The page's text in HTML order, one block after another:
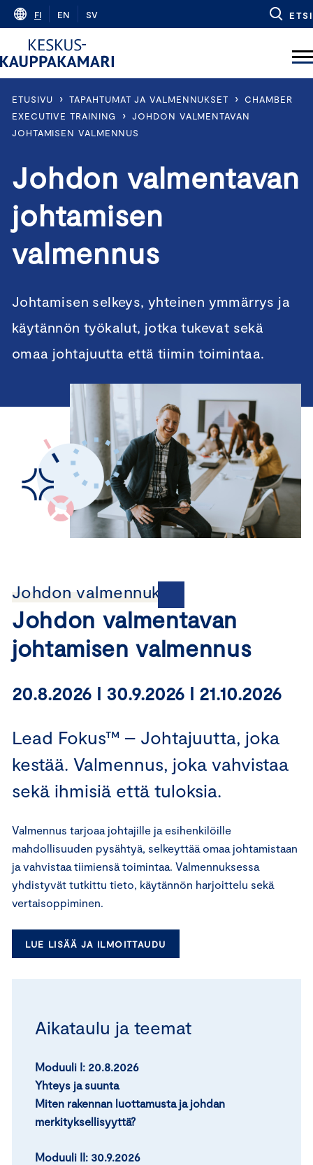
Skip
content
FI EN SV ETSI
ETUSIVU › TAPAHTUMAT JA VALMENNUKSET › CHAMBER
EXECUTIVE TRAINING
› JOHDON VALMENTAVAN
JOHTAMISEN VALMENNUS
Johdon valmentavan
johtamisen
valmennus
Johtamisen selkeys, yhteinen ymmärrys ja
käytännön työkalut, jotka tukevat sekä
omaa johtajuutta että tiimin toimintaa.
Johdon valmennukset
Johdon valmentavan
johtamisen valmennus
20.8.2026 I 30.9.2026 I 21.10.2026
Lead Fokus™ – Johtajuutta, joka
kestää. Valmennus, joka vahvistaa
sekä ihmisiä että tuloksia.
Valmennus tarjoaa johtajille ja esihenkilöille
mahdollisuuden pysähtyä, selkeyttää omaa johtamistaan
ja vahvistaa tiimiensä toimintaa. Valmennuksessa
yhdistyvät tutkittu tieto, käytännön harjoittelu sekä
vertaisoppiminen.
LUE LISÄÄ JA ILMOITTAUDU
Aikataulu ja teemat
Moduuli I: 20.8.2026
Yhteys ja suunta
Miten rakennan luottamusta ja johdan
merkityksellisyyttä?
Moduuli II: 30.9.2026